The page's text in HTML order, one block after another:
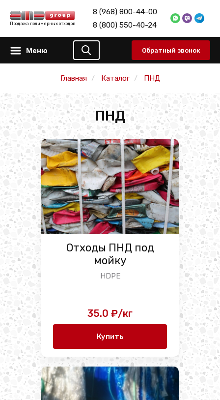
Продажа полимерных отходов
8 (968) 800-44-00
8 (800) 550-40-24
Меню Обратный звонок
Главная Каталог ПНД
ПНД
Отходы ПНД под
мойку
HDPE
35.0 ₽/кг
Купить